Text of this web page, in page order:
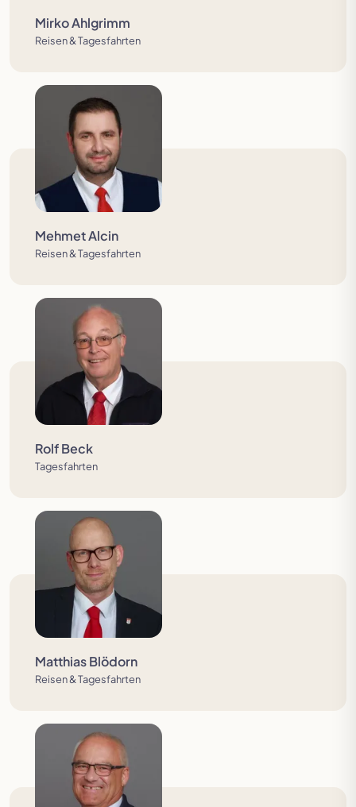
Mirko Ahlgrimm
Reisen & Tagesfahrten
Mehmet Alcin
Reisen & Tagesfahrten
Rolf Beck
Tagesfahrten
Matthias Blödorn
Reisen & Tagesfahrten